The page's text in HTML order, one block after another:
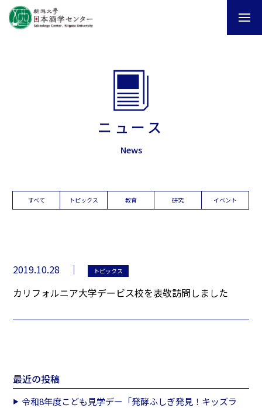
ニュース
News
すべて トピックス 教育 研究 イベント
2019.10.28 トピックス
カリフォルニア大学デービス校を表敬訪問しました
最近の投稿
令和8年度こども見学デー「発酵ふしぎ発見！キッズラ